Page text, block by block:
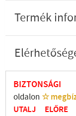
Termék
BIZTONSÁGI
oldalon
UTALJ ELŐRE